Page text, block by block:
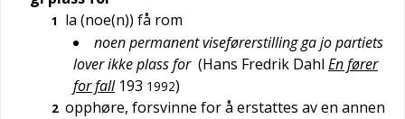
1
la (noe(n)) få rom
noen permanent viseførerstilling ga jo partiets
lover ikke plass for (Hans Fredrik Dahl En fører
for fall 193 1992)
2 opphøre, forsvinne for å erstattes av en annen